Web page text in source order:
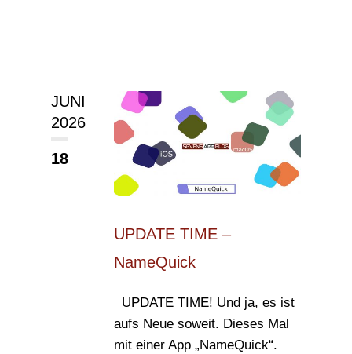
JUNI
2026
18
UPDATE TIME –
NameQuick
UPDATE TIME! Und ja, es ist
aufs Neue soweit. Dieses Mal
mit einer App „NameQuick“.